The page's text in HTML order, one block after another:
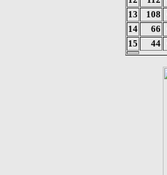
13
108
14
66
15
44